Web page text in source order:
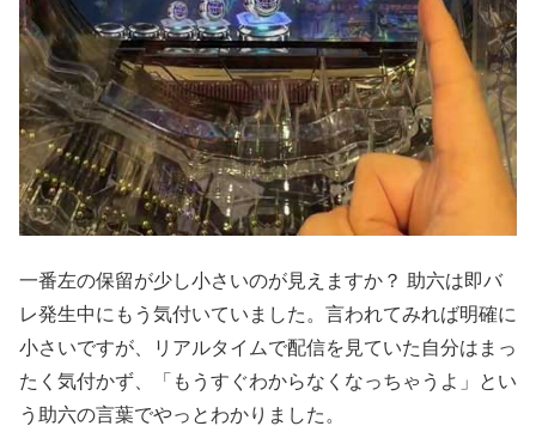
一番左の保留が少し小さいのが見えますか？ 助六は即バ
レ発生中にもう気付いていました。言われてみれば明確に
小さいですが、リアルタイムで配信を見ていた自分はまっ
たく気付かず、「もうすぐわからなくなっちゃうよ」とい
う助六の言葉でやっとわかりました。